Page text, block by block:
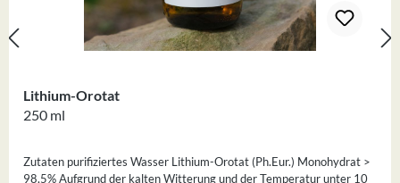
Lithium-Orotat
250 ml
Zutaten purifiziertes Wasser Lithium-Orotat (Ph.Eur.) Monohydrat >
98,5% Aufgrund der kalten Witterung und der Temperatur unter 10